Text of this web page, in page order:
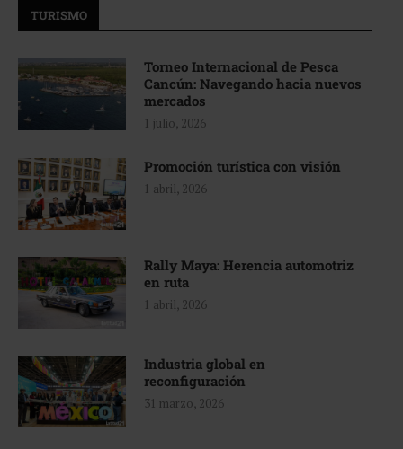
TURISMO
Torneo Internacional de Pesca
Cancún: Navegando hacia nuevos
mercados
1 julio, 2026
Promoción turística con visión
1 abril, 2026
Rally Maya: Herencia automotriz
en ruta
1 abril, 2026
Industria global en
reconfiguración
31 marzo, 2026